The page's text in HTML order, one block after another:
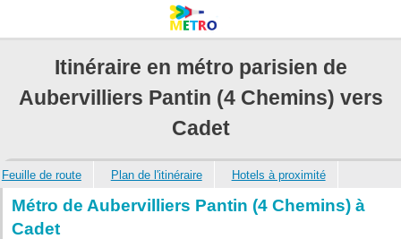
Itinéraire en métro parisien de
Aubervilliers Pantin (4 Chemins) vers
Cadet
Feuille de route Plan de l'itinéraire Hotels à proximité
Métro de Aubervilliers Pantin (4 Chemins) à
Cadet